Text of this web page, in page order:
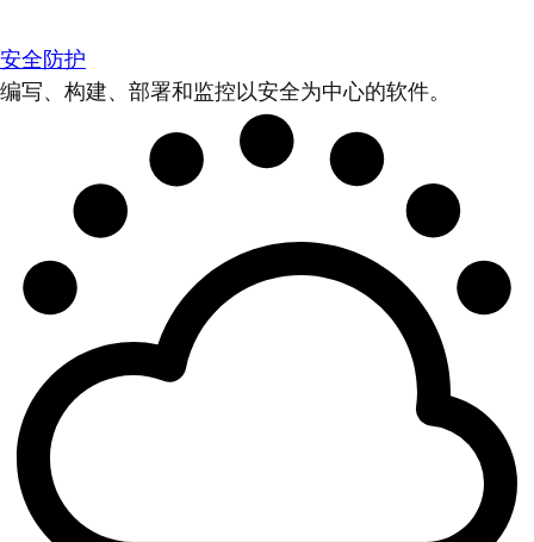
安全防护
编写、构建、部署和监控以安全为中心的软件。